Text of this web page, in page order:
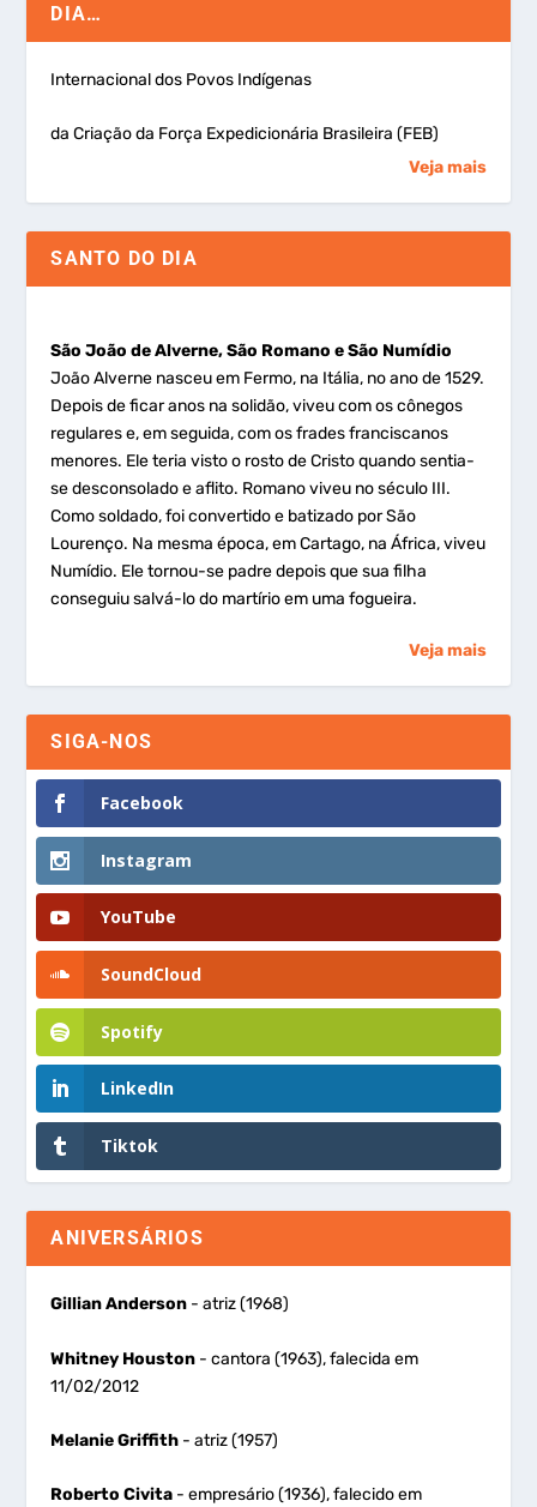
DIA…
Internacional dos Povos Indígenas
da Criação da Força Expedicionária Brasileira (FEB)
Veja mais
SANTO DO DIA
São João de Alverne, São Romano e São Numídio
João Alverne nasceu em Fermo, na Itália, no ano de 1529.
Depois de ficar anos na solidão, viveu com os cônegos
regulares e, em seguida, com os frades franciscanos
menores. Ele teria visto o rosto de Cristo quando sentia-
se desconsolado e aflito. Romano viveu no século III.
Como soldado, foi convertido e batizado por São
Lourenço. Na mesma época, em Cartago, na África, viveu
Numídio. Ele tornou-se padre depois que sua filha
conseguiu salvá-lo do martírio em uma fogueira.
Veja mais
SIGA-NOS
Facebook
Instagram
YouTube
SoundCloud
Spotify
LinkedIn
Tiktok
ANIVERSÁRIOS
Gillian Anderson - atriz (1968)
Whitney Houston - cantora (1963), falecida em
11/02/2012
Melanie Griffith - atriz (1957)
Roberto Civita - empresário (1936), falecido em